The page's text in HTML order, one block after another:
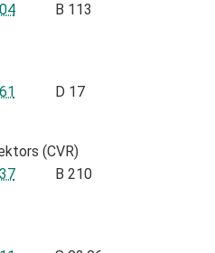
B 113
D 17
(CVR)
B 210